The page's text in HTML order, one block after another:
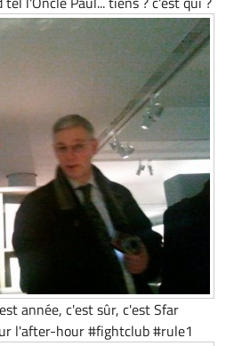
année, c'est sûr, c'est Sfar
l'after-hour #fightclub #rule1